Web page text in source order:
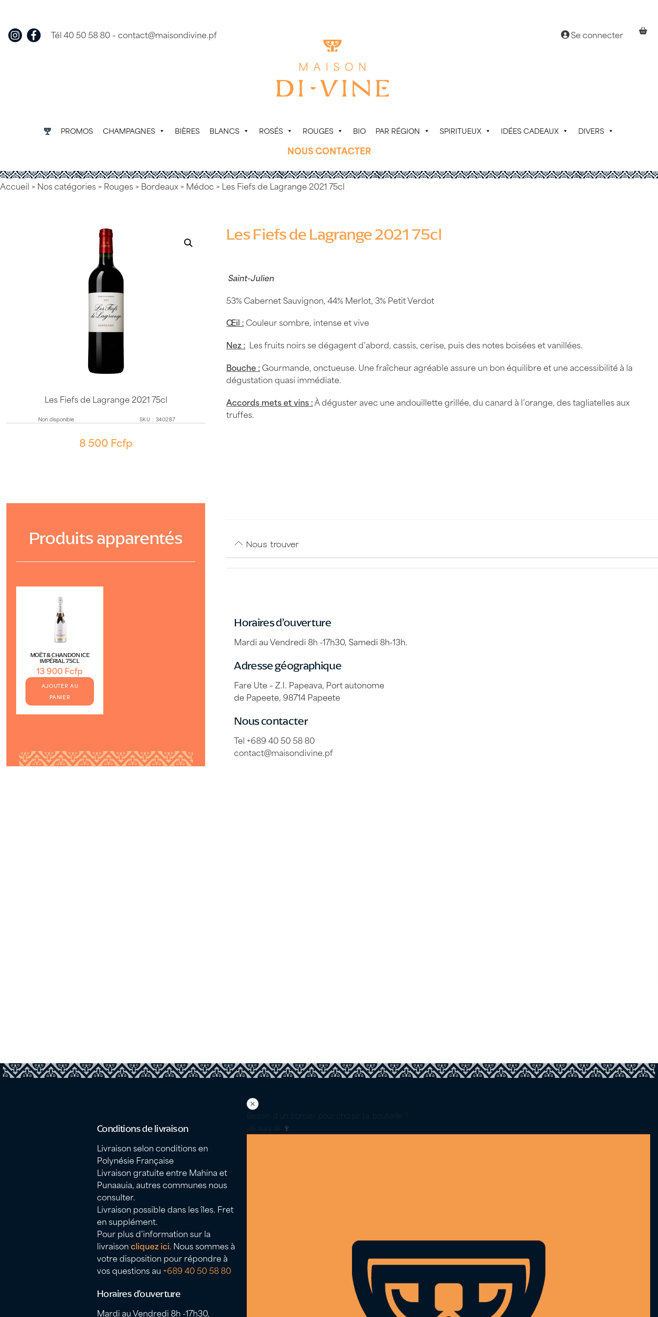
content
Tél 40 50 58 80–contact@maisondivine.pf Se connecter
PROMOS CHAMPAGNES BIÈRES BLANCS ROSÉS ROUGES BIO PAR RÉGION SPIRITUEUX IDÉES CADEAUX DIVERS
NOUS CONTACTER
Accueil > Nos catégories> Rouges> Bordeaux> Médoc > Les Fiefs de Lagrange 2021 75cl
Les Fiefs de Lagrange 2021 75cl
Non disponible SKU : 340287
8 500 Fcfp
Produits apparentés
MOËT & CHANDON ICE
IMPÉRIAL 75CL
13 900Fcfp
AJOUTER AU
PANIER
Les Fiefs de Lagrange 2021 75cl
Saint-Julien
53% Cabernet Sauvignon, 44% Merlot, 3% Petit Verdot
Œil :Couleur sombre, intense et vive
Nez : Les fruits noirs se dégagent d’abord, cassis, cerise, puis des notes boisées et vanillées.
Bouche :Gourmande, onctueuse. Une fraîcheur agréable assure un bon équilibre et une accessibilité à la
dégustation quasi immédiate.
Accords mets et vins :À déguster avec une andouillette grillée, du canard à l’orange, des tagliatelles aux
truffes.
Nous trouver
Horaires d’ouverture
Mardi au Vendredi 8h -17h30, Samedi 8h-13h.
Adresse géographique
Fare Ute – Z.I. Papeava, Port autonome
de Papeete, 98714 Papeete
Nous contacter
Tel +689 40 50 58 80
contact@maisondivine.pf
Conditions de livraison
Livraison selon conditions en
Polynésie Française
Livraison gratuite entre Mahina et
Punaauia, autres communes nous
consulter.
Livraison possible dans les îles. Fret
en supplément.
Pour plus d’information sur la
livraisoncliquez ici. Nous sommes à
votre disposition pour répondre à
vos questions au +689 40 50 58 80
Horaires d’ouverture
Mardi au Vendredi 8h -17h30,
40 50 58 80
Besoin d'un conseil pour choisir ta bouteille ?
Je suis là 🍷